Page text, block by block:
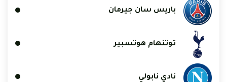
باريس سان جيرمان
توتنهام هوتسبير
نادي نابولي